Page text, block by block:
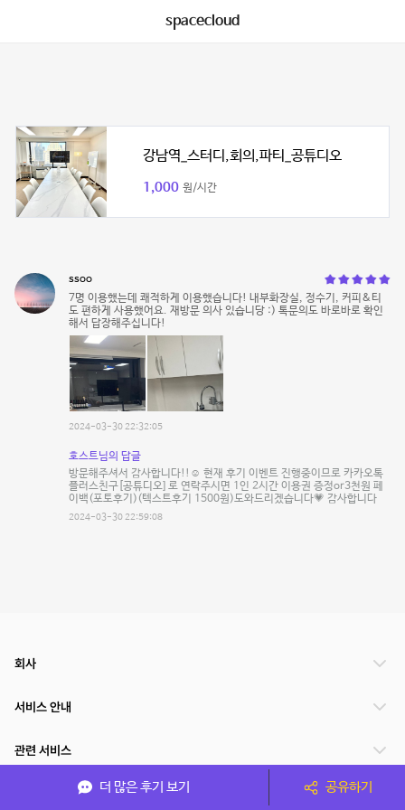
spacecloud
강남역_스터디,회의,파티_공튜디오
1,000 원/시간
ssoo
7명 이용했는데 쾌적하게 이용했습니다! 내부화장실, 정수기, 커피&티
도 편하게 사용했어요. 재방문 의사 있습니당 :) 톡문의도 바로바로 확인
해서 답장해주십니다!
2024-03-30 22:32:05
호스트님의 답글
방문해주셔서 감사합니다!!☺️ 현재 후기 이벤트 진행중이므로 카카오톡
플러스친구[공튜디오] 로 연락주시면 1인 2시간 이용권 증정or3천원 페
이백(포토후기)(텍스트후기 1500원)도와드리겠습니다💗 감사합니다
2024-03-30 22:59:08
더 많은 후기 보기 공유하기
회사
서비스 안내
관련 서비스